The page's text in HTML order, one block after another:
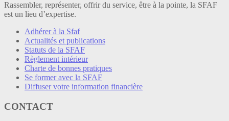
Rassembler, représenter, offrir du service, être à la pointe, la SFAF
est un lieu d’expertise.
Adhérer à la Sfaf
Actualités et publications
Statuts de la SFAF
Règlement intérieur
Charte de bonnes pratiques
Se former avec la SFAF
Diffuser votre information financière
CONTACT